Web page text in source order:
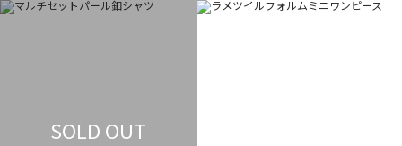
SOLD OUT